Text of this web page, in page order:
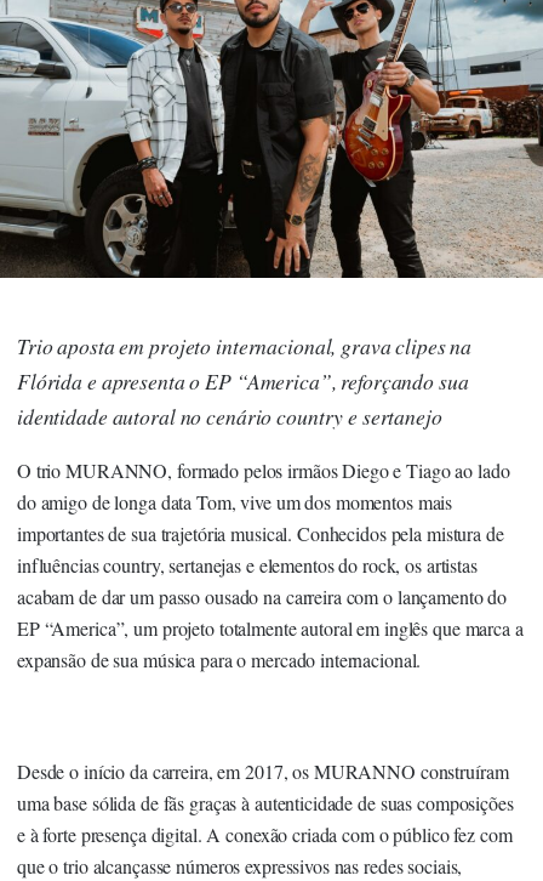
Trio aposta em projeto internacional, grava clipes na
Flórida e apresenta o EP “America”, reforçando sua
identidade autoral no cenário country e sertanejo
O trio MURANNO, formado pelos irmãos Diego e Tiago ao lado
do amigo de longa data Tom, vive um dos momentos mais
importantes de sua trajetória musical. Conhecidos pela mistura de
influências country, sertanejas e elementos do rock, os artistas
acabam de dar um passo ousado na carreira com o lançamento do
EP “America”, um projeto totalmente autoral em inglês que marca a
expansão de sua música para o mercado internacional.
Desde o início da carreira, em 2017, os MURANNO construíram
uma base sólida de fãs graças à autenticidade de suas composições
e à forte presença digital. A conexão criada com o público fez com
que o trio alcançasse números expressivos nas redes sociais,